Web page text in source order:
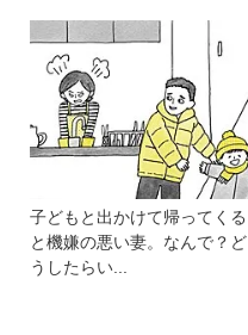
子どもと出かけて帰ってくる
と機嫌の悪い妻。なんで？ど
うしたらい...